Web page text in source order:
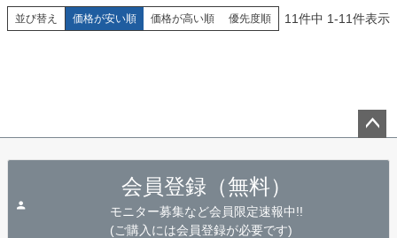
並び替え 価格が安い順 価格が高い順 優先度順 11件中 1-11件表示
会員登録（無料）
モニター募集など会員限定速報中!!
(ご購入には会員登録が必要です)